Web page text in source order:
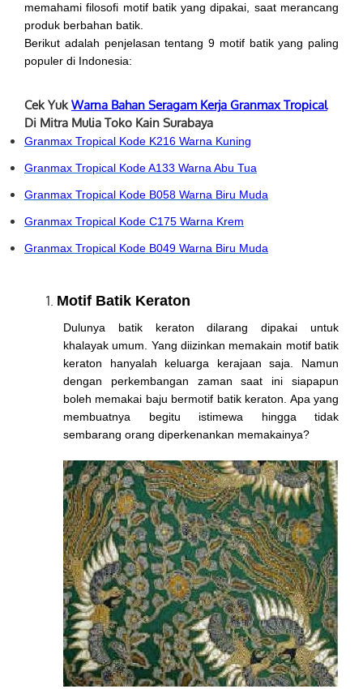
memahami filosofi motif batik yang dipakai, saat merancang
produk berbahan batik.
Berikut adalah penjelasan tentang 9 motif batik yang paling
populer di Indonesia:
Cek Yuk Warna Bahan Seragam Kerja Granmax Tropical
Di Mitra Mulia Toko Kain Surabaya
Granmax Tropical Kode K216 Warna Kuning
Granmax Tropical Kode A133 Warna Abu Tua
Granmax Tropical Kode B058 Warna Biru Muda
Granmax Tropical Kode C175 Warna Krem
Granmax Tropical Kode B049 Warna Biru Muda
Motif Batik Keraton
Dulunya batik keraton dilarang dipakai untuk
khalayak umum. Yang diizinkan memakain motif batik
keraton hanyalah keluarga kerajaan saja. Namun
dengan perkembangan zaman saat ini siapapun
boleh memakai baju bermotif batik keraton. Apa yang
membuatnya begitu istimewa hingga tidak
sembarang orang diperkenankan memakainya?